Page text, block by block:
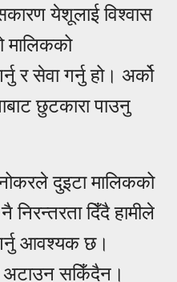
येशूलाई विश्वास
मालिकको
र सेवा गर्नु हो। अर्को
छुटकारा पाउनु
दुइटा मालिकको
दिँदै हामीले
आवश्यक छ।
अटाउन सकिँदैन।